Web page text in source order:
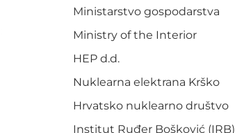
Ministarstvo gospodarstva
Ministry of the Interior
HEP d.d.
Nuklearna elektrana Krško
Hrvatsko nuklearno društvo
Institut Ruđer Bošković (IRB)